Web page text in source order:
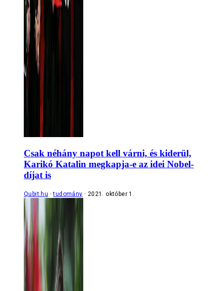
Csak néhány napot kell várni, és kiderül,
Karikó Katalin megkapja-e az idei Nobel-
díjat is
Qubit.hu tudomány 2021. október 1.